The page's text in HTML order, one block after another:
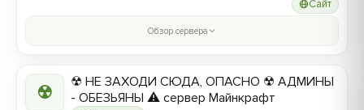
Сайт
Обзор сервера
☢
☢ НЕ ЗАХОДИ СЮДА, ОПАСНО ☢ АДМИНЫ
- ОБЕЗЬЯНЫ ⚠ сервер Майнкрафт